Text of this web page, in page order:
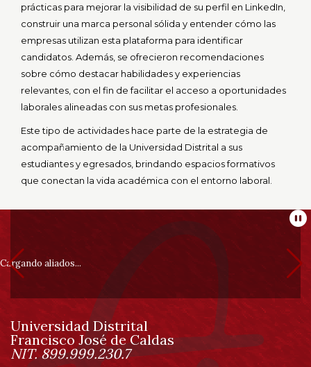
prácticas para mejorar la visibilidad de su perfil en LinkedIn,
construir una marca personal sólida y entender cómo las
empresas utilizan esta plataforma para identificar
candidatos. Además, se ofrecieron recomendaciones
sobre cómo destacar habilidades y experiencias
relevantes, con el fin de facilitar el acceso a oportunidades
laborales alineadas con sus metas profesionales.
Este tipo de actividades hace parte de la estrategia de
acompañamiento de la Universidad Distrital a sus
estudiantes y egresados, brindando espacios formativos
que conectan la vida académica con el entorno laboral.
Información
pie
de
página
Cargando aliados...
Información
Universidad Distrital
Francisco José de Caldas
NIT. 899.999.230.7